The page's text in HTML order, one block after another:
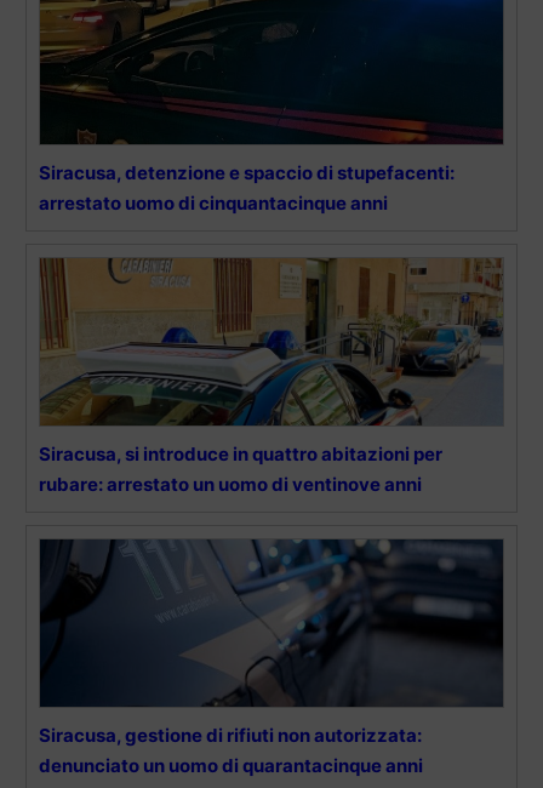
Siracusa, detenzione e spaccio di stupefacenti:
arrestato uomo di cinquantacinque anni
Siracusa, si introduce in quattro abitazioni per
rubare: arrestato un uomo di ventinove anni
Siracusa, gestione di rifiuti non autorizzata:
denunciato un uomo di quarantacinque anni